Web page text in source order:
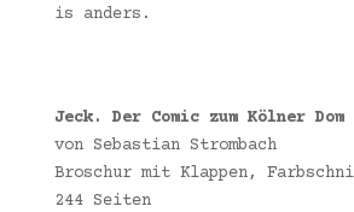
is anders.
Jeck. Der Comic zum Kölner Dom
von Sebastian Strombach
Broschur mit Klappen,
244 Seiten